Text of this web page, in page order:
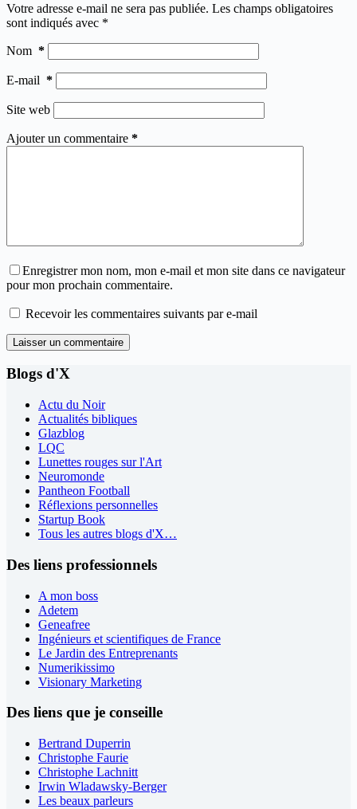
Votre adresse e-mail ne sera pas publiée. Les champs obligatoires
sont indiqués avec *
Nom *
E-mail *
Site web
Ajouter un commentaire *
Enregistrer mon nom, mon e-mail et mon site dans ce navigateur
pour mon prochain commentaire.
Recevoir les commentaires suivants par e-mail
Laisser un commentaire
Blogs d'X
Actu du Noir
Actualités bibliques
Glazblog
LQC
Lunettes rouges sur l'Art
Neuromonde
Pantheon Football
Réflexions personnelles
Startup Book
Tous les autres blogs d'X…
Des liens professionnels
A mon boss
Adetem
Geneafree
Ingénieurs et scientifiques de France
Le Jardin des Entreprenants
Numerikissimo
Visionary Marketing
Des liens que je conseille
Bertrand Duperrin
Christophe Faurie
Christophe Lachnitt
Irwin Wladawsky-Berger
Les beaux parleurs